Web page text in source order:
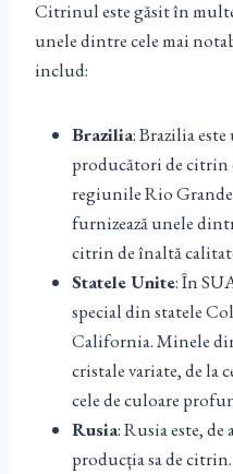
Citrinul este găsit în
unele dintre cele mai
includ:
Brazilia: Brazilia
producători de
regiunile Rio
furnizează unele
citrin de înaltă
Statele Unite: În
special din statele
California. Minele
cristale variate, de la
cele de culoare
Rusia: Rusia este,
producția sa de